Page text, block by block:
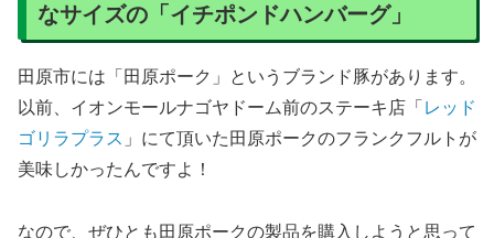
なサイズの「イチポンドハンバーグ」
田原市には「田原ポーク」というブランド豚があります。
以前、イオンモールナゴヤドーム前のステーキ店「 レッド
ゴリラプラス 」にて頂いた田原ポークのフランクフルトが
美味しかったんですよ！
なので、ぜひとも田原ポークの製品を購入しようと思って